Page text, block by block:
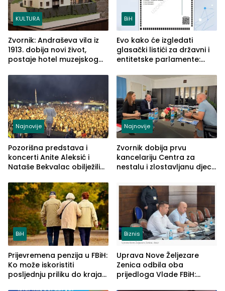
KULTURA
Zvornik: Andraševa vila iz
1913. dobija novi život,
postaje hotel muzejskog
BiH
Evo kako će izgledati
glasački listići za državni i
entitetske parlamente:
vidljive na njima
Najnovije
Pozorišna predstava i
koncerti Anite Aleksić i
Nataše Bekvalac obilježili
ljeta (FOTO)
Najnovije
Zvornik dobija prvu
kancelariju Centra za
nestalu i zlostavljanu djecu
BiH
Prijevremena penzija u FBiH:
Ko može iskoristiti
posljednju priliku do kraja
Biznis
Uprava Nove Željezare
Zenica odbila oba
prijedloga Vlade FBiH: